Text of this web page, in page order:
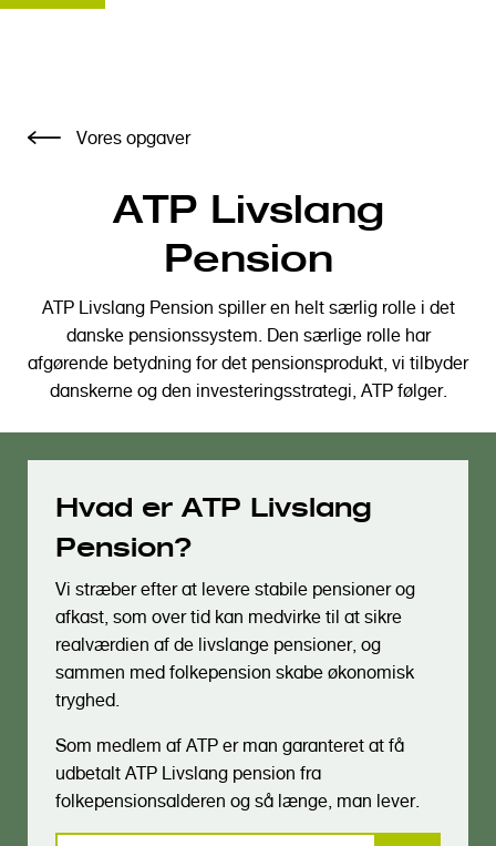
Vores opgaver
ATP Livslang
Pension
ATP Livslang Pension spiller en helt særlig rolle i det
danske pensionssystem. Den særlige rolle har
afgørende betydning for det pensionsprodukt, vi tilbyder
danskerne og den investeringsstrategi, ATP følger.
Hvad er ATP Livslang
Pension?
Vi stræber efter at levere stabile pensioner og
afkast, som over tid kan med­virke til at sikre
realværdien af de livslange pensioner, og
sammen med folkepension skabe økonomisk
tryg­hed.
Som medlem af ATP er man garanteret at få
udbetalt ATP Livslang pension fra
folkepensionsalderen og så længe, man lever.